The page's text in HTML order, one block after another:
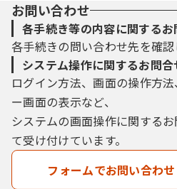
お問い合わせ
各手続き等の内容に関するお
各手続きの問い合わせ先を確認
システム操作に関するお問合
ログイン方法、画面の操作方
ー画面の表示など、
システムの画面操作に関する
て受け付けています。
フォームでお問い合わせ